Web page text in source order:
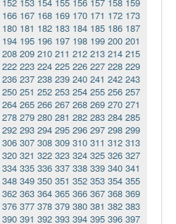
152 153 154 155 156 157 158 159
166 167 168 169 170 171 172 173
180 181 182 183 184 185 186 187
194 195 196 197 198 199 200 201
208 209 210 211 212 213 214 215
222 223 224 225 226 227 228 229
236 237 238 239 240 241 242 243
250 251 252 253 254 255 256 257
264 265 266 267 268 269 270 271
278 279 280 281 282 283 284 285
292 293 294 295 296 297 298 299
306 307 308 309 310 311 312 313
320 321 322 323 324 325 326 327
334 335 336 337 338 339 340 341
348 349 350 351 352 353 354 355
362 363 364 365 366 367 368 369
376 377 378 379 380 381 382 383
390 391 392 393 394 395 396 397